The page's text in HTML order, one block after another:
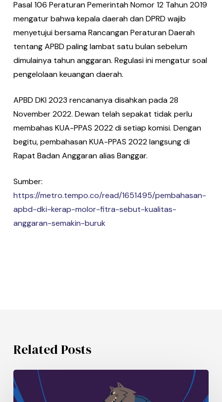
Pasal 106 Peraturan Pemerintah Nomor 12 Tahun 2019
mengatur bahwa kepala daerah dan DPRD wajib
menyetujui bersama Rancangan Peraturan Daerah
tentang APBD paling lambat satu bulan sebelum
dimulainya tahun anggaran. Regulasi ini mengatur soal
pengelolaan keuangan daerah.
APBD DKI 2023 rencananya disahkan pada 28
November 2022. Dewan telah sepakat tidak perlu
membahas KUA-PPAS 2022 di setiap komisi. Dengan
begitu, pembahasan KUA-PPAS 2022 langsung di
Rapat Badan Anggaran alias Banggar.
Sumber:
https://metro.tempo.co/read/1651495/pembahasan-
apbd-dki-kerap-molor-fitra-sebut-kualitas-
anggaran-semakin-buruk
Related Posts